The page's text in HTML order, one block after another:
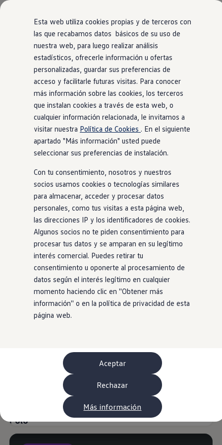
Esta web utiliza cookies propias y de terceros con
las que recabamos datos básicos de su uso de
nuestra web, para luego realizar análisis
estadísticos, ofrecerle información u ofertas
personalizadas, guardar sus preferencias de
acceso y facilitarle futuras visitas. Para conocer
más información sobre las cookies, los terceros
que instalan cookies a través de esta web, o
cualquier información relacionada, le invitamos a
visitar nuestra Política de Cookies . En el siguiente
apartado "Más información" usted puede
seleccionar sus preferencias de instalación.
Con tu consentimiento, nosotros y nuestros
socios usamos cookies o tecnologías similares
para almacenar, acceder y procesar datos
personales, como tus visitas a esta página web,
las direcciones IP y los identificadores de cookies.
Algunos socios no te piden consentimiento para
procesar tus datos y se amparan en su legítimo
interés comercial. Puedes retirar tu
consentimiento u oponerte al procesamiento de
datos según el interés legítimo en cualquier
momento haciendo clic en ''Obtener más
información'' o en la política de privacidad de esta
página web.
Aceptar
Rechazar
Más información
Ir
directamente
al contenido
Ir
directamente
al pie de
página
Nuevo ID. Polo: El eléctrico para todos
Nuevo ID. Cross 100% eléctrico
Modelos 7 plazas
Descubre el nuevo Golf GTI 50 Aniversario
Gama Deportiva
Gama SUV de Volkswagen
Ofertas y promociones
Precios Especiales
Renueva tu Volkswagen
Trae un amigo a Volkswagen Canarias
Financiación Volkswagen
Volkswagen Flex & Serenity
Renting
Vehículos de ocasión
Concursos Volkswagen
Clientes
Buscador de Concesionarios
Atención al cliente
Accesorios
Guía de mantenimiento
Información Útil
Viajar en coche
WLTP
Aceite y líquidos
EA189
Etiquetado de neumáticos UE - Volkswagen
Reciclaje Volkswagen Canarias
Servicios de mantenimiento
Garantía Volkswagen
Homologaciones y certificados de conformidad
Información sobre el apagón de redes 2G-3G
Recambios
Recambios reconstruidos
Neumáticos
Modelos antiguos
Servicio para vehículos eléctricos
myVolkswagen
Ayuda con aplicaciones y servicios digitales
Navigation Map Update
Extras digitales
Actualizaciones del software, los mapas y las
Buscar servicios para tu modelo
Conectar el móvil con el vehículo
Volkswagen Apps, inicio de sesión y tienda
Vista general Acabados Motor Exterior
Modelos
Modificar filtros
NOVEDAD Etiqueta 0
ID. Polo
Muy Popular Versión especial
Polo